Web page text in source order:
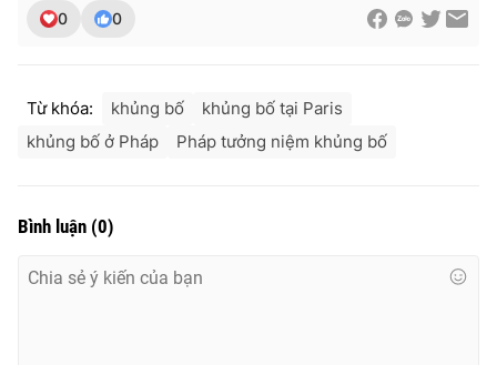
0 0
Từ khóa: khủng bố
khủng bố tại Paris
khủng bố ở Pháp
Pháp tưởng niệm khủng bố
Bình luận (0)